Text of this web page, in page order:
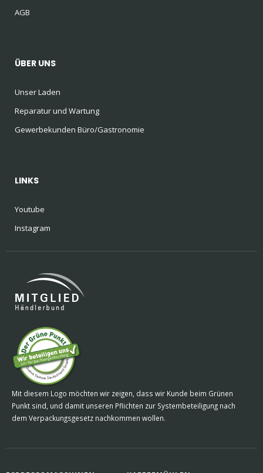
AGB
ÜBER UNS
Unser Laden
Reparatur und Wartung
Gewerbekunden Büro/Gastronomie
LINKS
Youtube
Instagram
Mit diesem Logo möchten wir zeigen, dass wir Kunde beim Grünen
Punkt sind, und damit unseren Pflichten zur Systembeteiligung nach
dem Verpackungsgesetz nachkommen wollen.